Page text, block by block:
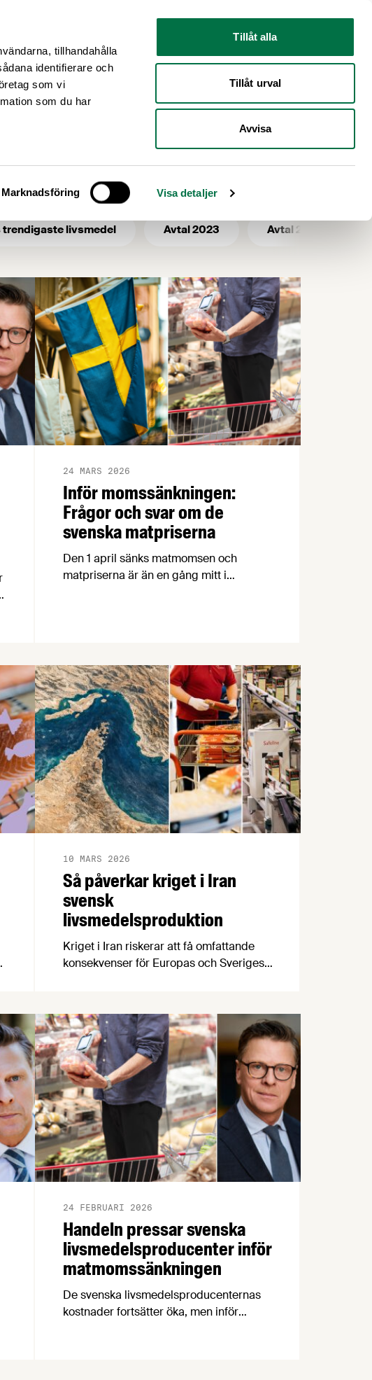
tillhandahålla
identifierare och
som vi
som du har
Marknadsföring Visa detaljer
Tillåt alla
Tillåt urval
Avvisa
trendigaste livsmedel Avtal 2023 Avtal 2025
Inför momssänkningen:
Frågor och svar om de
svenska matpriserna
24 MARS 2026
Den 1 april sänks matmomsen och
matpriserna är än en gång mitt i
Irankriget? Här svarar vi på de vanligaste
och viktigaste frågorna om de svenska
matpriserna.
Så påverkar kriget i Iran
svensk
livsmedelsproduktion
10 MARS 2026
Kriget i Iran riskerar att få omfattande
konsekvenser för Europas och Sveriges
Eckerdal och Lantmännens strategichef
Patrik Myrelid bevakar utvecklingen och
förklarar vilka effekter ett långvarigt krig
kan få för svenska konsumenter.
Handeln pressar svenska
livsmedelsproducenter inför
matmomssänkningen
24 FEBRUARI 2026
De svenska livsmedelsproducenternas
kostnader fortsätter öka, men inför